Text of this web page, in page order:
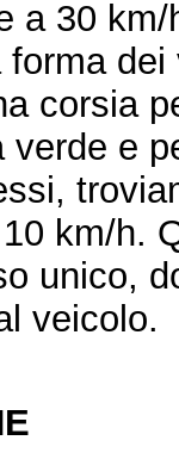
a 30
forma
corsia
verde e
km/h.
unico,
veicolo.